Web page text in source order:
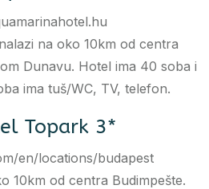
na oko 10km od centra
Dunavu. Hotel ima 40 soba i
ima tuš/WC, TV, telefon.
Topark 3*
en/locations/budapest
10km od centra Budimpešte.